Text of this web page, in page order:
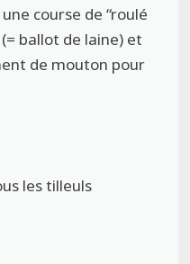
course de “roulé
ballot de laine) et
de mouton pour
les tilleuls